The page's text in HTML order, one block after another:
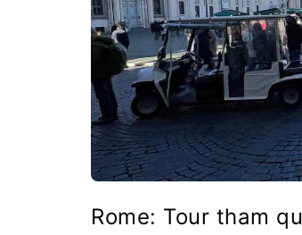
Rome: Tour tham